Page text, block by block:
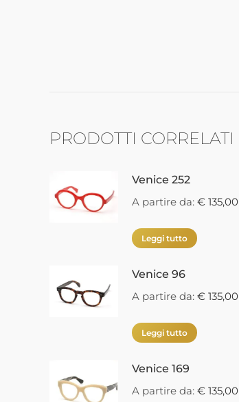
PRODOTTI CORRELATI
Venice 252
A partire da: € 135,00
Leggi tutto
Venice 96
A partire da: € 135,00
Leggi tutto
Venice 169
A partire da: € 135,00